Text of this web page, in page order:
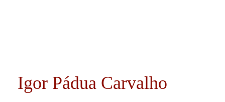
Igor Pádua Carvalho